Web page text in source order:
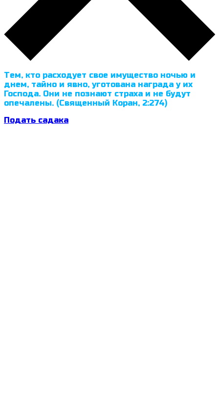
Тем, кто расходует свое имущество ночью и
днем, тайно и явно, уготована награда у их
Господа. Они не познают страха и не будут
опечалены. (Священный Коран, 2:274)
Подать садака